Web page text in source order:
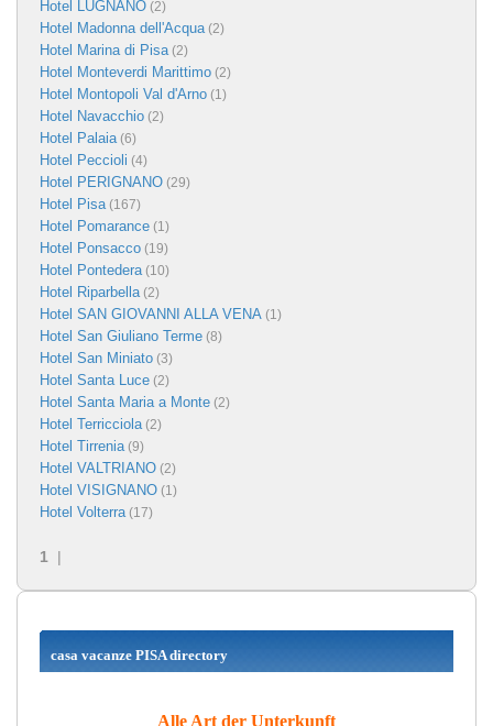
Hotel LUGNANO (2)
Hotel Madonna dell'Acqua (2)
Hotel Marina di Pisa (2)
Hotel Monteverdi Marittimo (2)
Hotel Montopoli Val d'Arno (1)
Hotel Navacchio (2)
Hotel Palaia (6)
Hotel Peccioli (4)
Hotel PERIGNANO (29)
Hotel Pisa (167)
Hotel Pomarance (1)
Hotel Ponsacco (19)
Hotel Pontedera (10)
Hotel Riparbella (2)
Hotel SAN GIOVANNI ALLA VENA (1)
Hotel San Giuliano Terme (8)
Hotel San Miniato (3)
Hotel Santa Luce (2)
Hotel Santa Maria a Monte (2)
Hotel Terricciola (2)
Hotel Tirrenia (9)
Hotel VALTRIANO (2)
Hotel VISIGNANO (1)
Hotel Volterra (17)
1 |
casa vacanze PISA directory
Alle Art der Unterkunft